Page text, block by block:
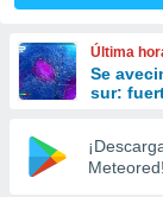
y
forma
digital
basada
Última
Se
sur:
Meteored!